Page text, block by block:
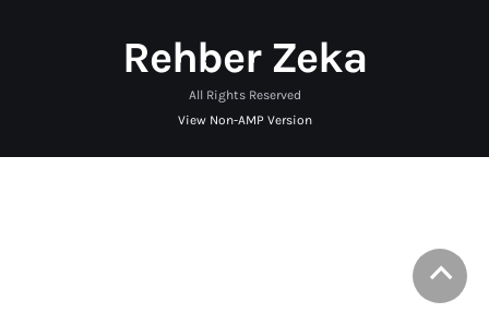
Rehber Zeka
All Rights Reserved
View Non-AMP Version